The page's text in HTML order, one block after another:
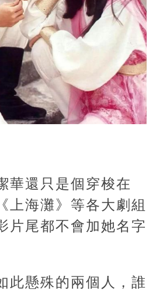
華還只是個穿梭在
上海灘》等各大劇組
片尾都不會加她名字
此懸殊的兩個人，誰